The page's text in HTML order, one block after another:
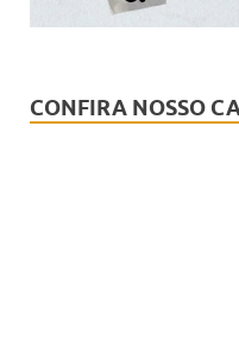
CONFIRA NOSSO